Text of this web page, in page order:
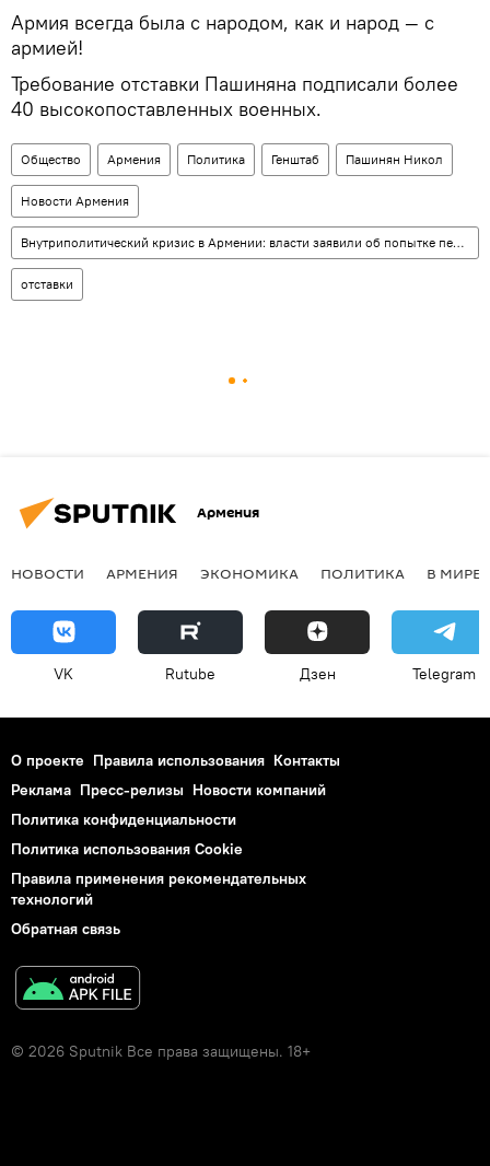
Армия всегда была с народом, как и народ — с
армией!
Требование отставки Пашиняна подписали более
40 высокопоставленных военных.
Общество Армения Политика Генштаб Пашинян Никол
Новости Армения
Внутриполитический кризис в Армении: власти заявили об попытке переворота
отставки
Армения
НОВОСТИ АРМЕНИЯ ЭКОНОМИКА ПОЛИТИКА В МИРЕ
VK Rutube Дзен Telegram
О проекте Правила использования Контакты
Реклама Пресс-релизы Новости компаний
Политика конфиденциальности
Политика использования Cookie
Правила применения рекомендательных
технологий
Обратная связь
© 2026 Sputnik Все права защищены. 18+